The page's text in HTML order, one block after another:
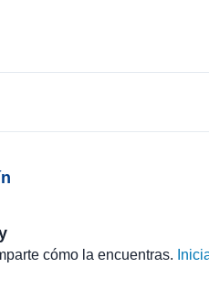
cómo la encuentras.